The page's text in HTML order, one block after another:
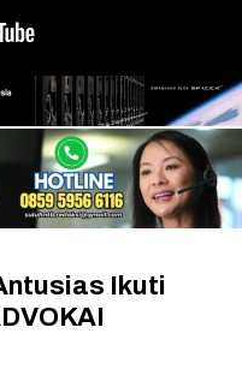
Ikuti